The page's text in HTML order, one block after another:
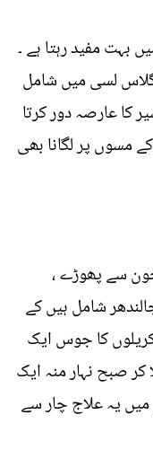
بہت مفید رہتا ہے ۔
لسی میں شامل
کا عارصہ دور کرتا
مسوں پر لگانا بھی
سے پھوڑے ،
شامل ہیں کے
کریلوں کا جوس ایک
صبح نہار منہ ایک
یہ علاج چار سے